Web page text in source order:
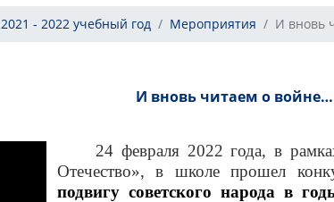
2021 - 2022 учебный год Мероприятия И вновь
И вновь читаем о войне…
24 февраля 2022 года, в рамках
Отечество», в школе прошел
подвигу советского народа в